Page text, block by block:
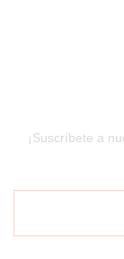
¡Suscríbete a